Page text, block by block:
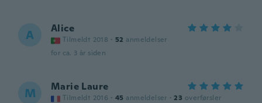
A Alice
Tilmeldt 2018 · 52 anmeldelser
for ca. 3 år siden
M Marie Laure
Tilmeldt 2016 · 45 anmeldelser · 23 overførsler